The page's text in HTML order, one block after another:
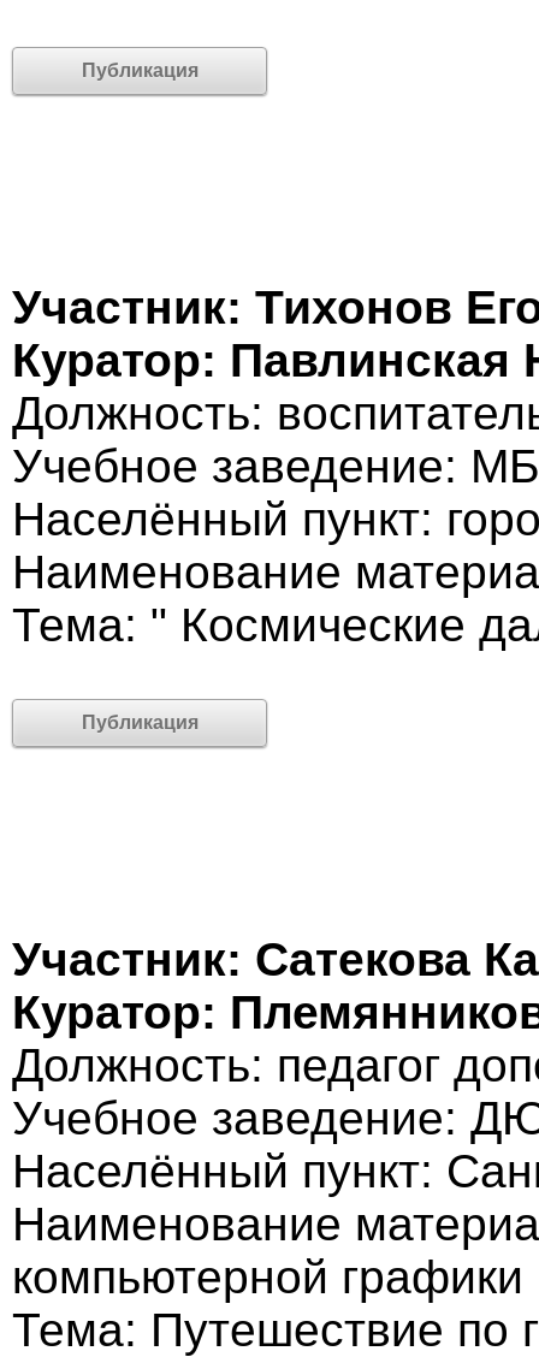
Публикация
Участник: Тихонов
Куратор:
Должность:
Учебное заведение:
Населённый пункт:
Наименование
Тема: " Космические
Публикация
Участник: Сатекова
Куратор:
Должность: педагог
Учебное заведение:
Населённый пункт:
Наименование
компьютерной графики
Тема: Путешествие по